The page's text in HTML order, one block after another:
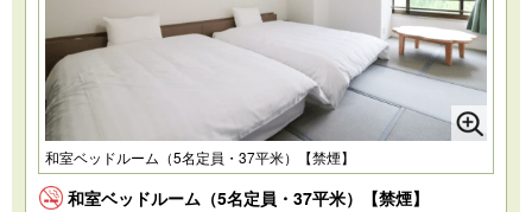
和室ベッドルーム（5名定員・37平米）【禁煙】
和室ベッドルーム（5名定員・37平米）【禁煙】